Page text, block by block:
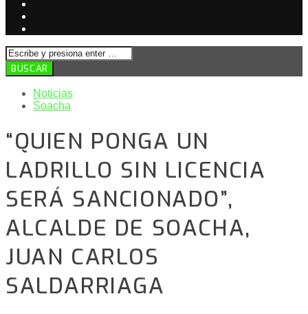
Noticias
Soacha
“QUIEN PONGA UN
LADRILLO SIN LICENCIA
SERÁ SANCIONADO”,
ALCALDE DE SOACHA,
JUAN CARLOS
SALDARRIAGA